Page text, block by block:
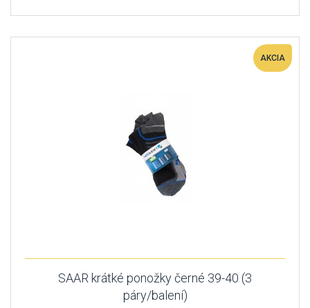
AKCIA
SAAR krátké ponožky černé 39-40 (3
páry/balení)